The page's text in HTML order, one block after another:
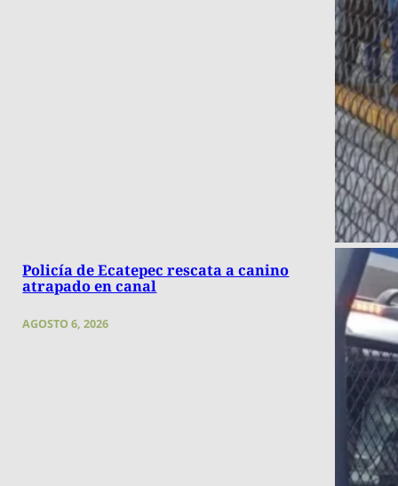
Policía de Ecatepec rescata a canino
atrapado en canal
AGOSTO 6, 2026